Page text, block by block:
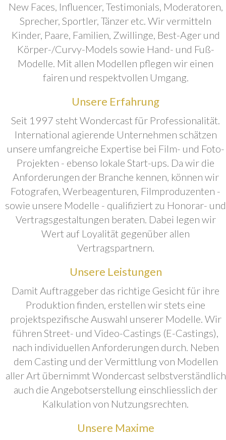
New Faces, Influencer, Testimonials, Moderatoren,
Sprecher, Sportler, Tänzer etc. Wir vermitteln
Kinder, Paare, Familien, Zwillinge, Best-Ager und
Körper-/Curvy-Models sowie Hand- und Fuß-
Modelle. Mit allen Modellen pflegen wir einen
fairen und respektvollen Umgang.
Unsere Erfahrung
Seit 1997 steht Wondercast für Professionalität.
International agierende Unternehmen schätzen
unsere umfangreiche Expertise bei Film- und Foto-
Projekten - ebenso lokale Start-ups. Da wir die
Anforderungen der Branche kennen, können wir
Fotografen, Werbeagenturen, Filmproduzenten -
sowie unsere Modelle - qualifiziert zu Honorar- und
Vertragsgestaltungen beraten. Dabei legen wir
Wert auf Loyalität gegenüber allen
Vertragspartnern.
Unsere Leistungen
Damit Auftraggeber das richtige Gesicht für ihre
Produktion finden, erstellen wir stets eine
projektspezifische Auswahl unserer Modelle. Wir
führen Street- und Video-Castings (E-Castings),
nach individuellen Anforderungen durch. Neben
dem Casting und der Vermittlung von Modellen
aller Art übernimmt Wondercast selbstverständlich
auch die Angebotserstellung einschliesslich der
Kalkulation von Nutzungsrechten.
Unsere Maxime